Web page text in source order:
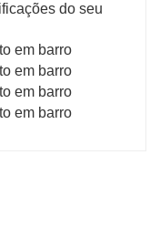
do seu